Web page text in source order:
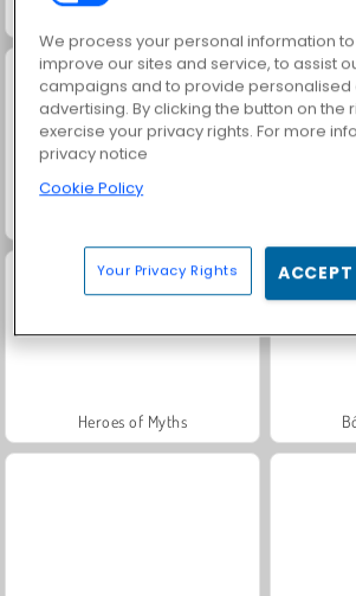
Heroes of Myths
We process your personal information
improve our sites and service, to assist
campaigns and to provide personalised
advertising. By clicking the button on the
exercise your privacy rights. For more
privacy notice
Cookie Policy
Your Privacy Rights